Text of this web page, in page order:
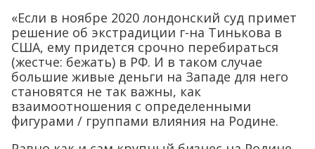
«Если в ноябре 2020 лондонский суд примет
решение об экстрадиции г-на Тинькова в
США, ему придется срочно перебираться
(жестче: бежать) в РФ. И в таком случае
большие живые деньги на Западе для него
становятся не так важны, как
взаимоотношения с определенными
фигурами / группами влияния на Родине.